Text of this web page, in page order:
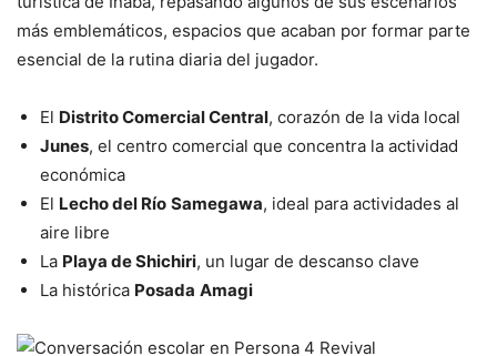
más emblemáticos, espacios que acaban por formar parte
esencial de la rutina diaria del jugador.
El Distrito Comercial Central, corazón de la vida local
Junes, el centro comercial que concentra la actividad
económica
El Lecho del Río Samegawa, ideal para actividades al
aire libre
La Playa de Shichiri, un lugar de descanso clave
La histórica Posada Amagi